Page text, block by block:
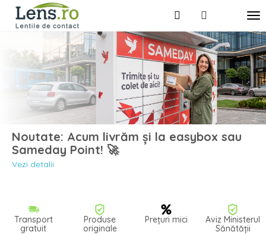
Noutate: Acum livrăm și la easybox sau
Sameday Point! 🚀
Vezi detalii
Transport
gratuit
Produse
originale
Prețuri mici
Aviz Ministerul
Sănătății